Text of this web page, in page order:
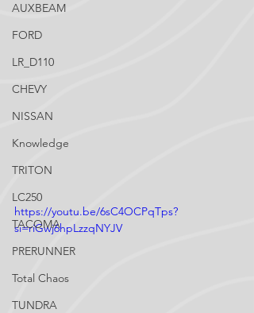
AUXBEAM
FORD
LR_D110
CHEVY
NISSAN
Knowledge
TRITON
LC250
TACOMA
PRERUNNER
Total Chaos
TUNDRA
https://youtu.be/6sC4OCPqTps?
si=riGwj6hpLzzqNYJV